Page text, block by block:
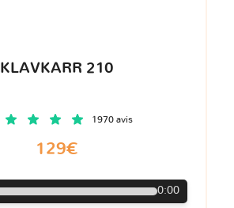
KLAVKARR 210
1970 avis
129€
0:00